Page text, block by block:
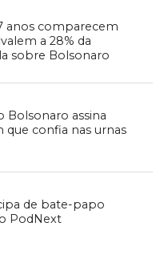
anos comparecem
a 28% da
sobre Bolsonaro
Bolsonaro assina
que confia nas urnas
de bate-papo
PodNext